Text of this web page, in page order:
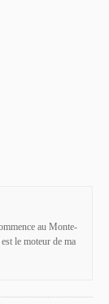
au Monte-
le moteur de ma